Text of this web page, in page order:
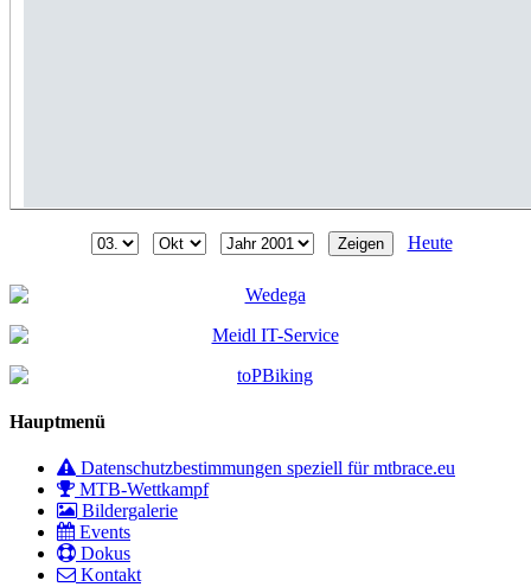
Heute
Hauptmenü
Datenschutzbestimmungen speziell für mtbrace.eu
MTB-Wettkampf
Bildergalerie
Events
Dokus
Kontakt